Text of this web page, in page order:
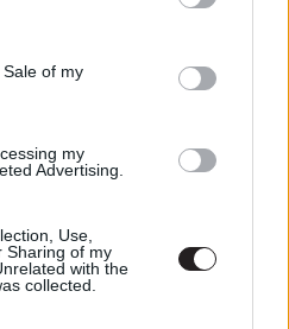
and its third-party tags to
purposes in below Google
of my
my
Advertising.
Use,
Sharing of my
with the
collected.